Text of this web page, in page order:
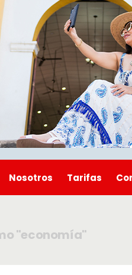
Nosotros Tarifas
"economía"